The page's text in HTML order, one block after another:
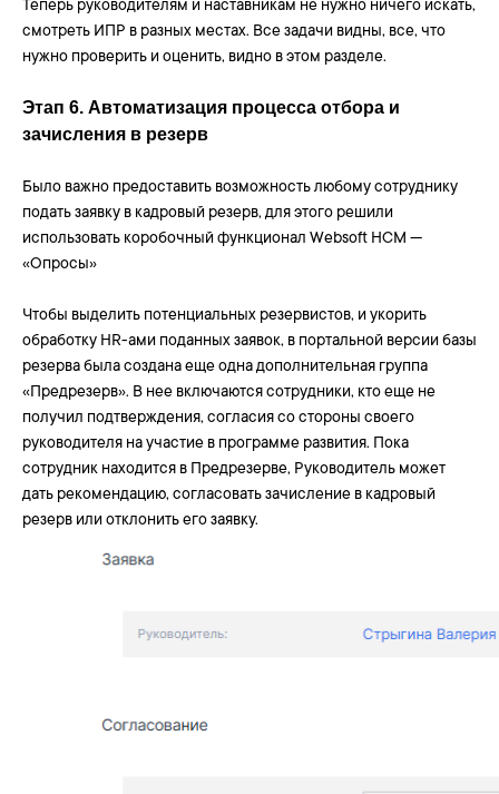
Теперь руководителям и наставникам не нужно ничего искать,
смотреть ИПР в разных местах. Все задачи видны, все, что
нужно проверить и оценить, видно в этом разделе.
Этап 6. Автоматизация процесса отбора и
зачисления в резерв
Было важно предоставить возможность любому сотруднику
подать заявку в кадровый резерв, для этого решили
использовать коробочный функционал Websoft HCM —
«Опросы»
Чтобы выделить потенциальных резервистов, и укорить
обработку HR-ами поданных заявок, в портальной версии базы
резерва была создана еще одна дополнительная группа
«Предрезерв». В нее включаются сотрудники, кто еще не
получил подтверждения, согласия со стороны своего
руководителя на участие в программе развития. Пока
сотрудник находится в Предрезерве, Руководитель может
дать рекомендацию, согласовать зачисление в кадровый
резерв или отклонить его заявку.